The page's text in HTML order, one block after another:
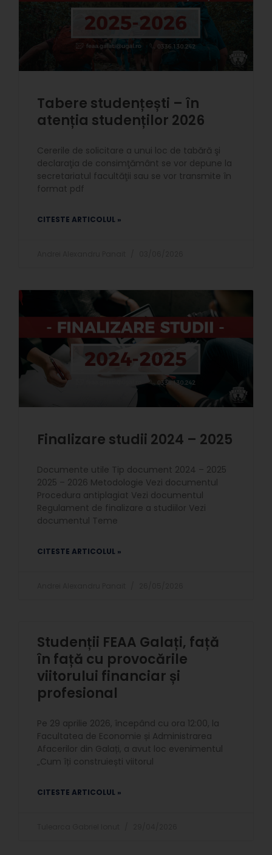
Tabere studențești – în
atenția studenților 2026
Cererile de solicitare a unui loc de tabără şi
declaraţia de consimţământ se vor depune la
secretariatul facultăţii sau se vor transmite în
format pdf
CITESTE ARTICOLUL »
Finalizare studii 2024 – 2025
Documente utile Tip document 2024 – 2025
2025 – 2026 Metodologie Vezi documentul
Procedura antiplagiat Vezi documentul
Regulament de finalizare a studiilor Vezi
documentul Teme
CITESTE ARTICOLUL »
Studenții FEAA Galați, față
în față cu provocările
viitorului financiar și
profesional
Pe 29 aprilie 2026, începând cu ora 12:00, la
Facultatea de Economie și Administrarea
Afacerilor din Galați, a avut loc evenimentul
„Cum îți construiești viitorul
CITESTE ARTICOLUL »